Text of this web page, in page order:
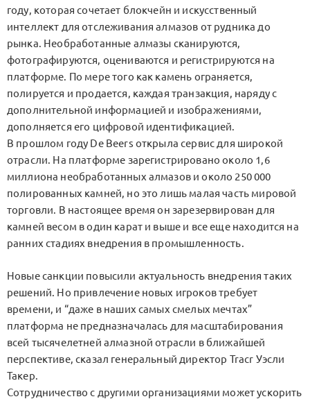
году, которая сочетает блокчейн и искусственный
интеллект для отслеживания алмазов от рудника до
рынка. Необработанные алмазы сканируются,
фотографируются, оцениваются и регистрируются на
платформе. По мере того как камень ограняется,
полируется и продается, каждая транзакция, наряду с
дополнительной информацией и изображениями,
дополняется его цифровой идентификацией.
В прошлом году De Beers открыла сервис для широкой
отрасли. На платформе зарегистрировано около 1,6
миллиона необработанных алмазов и около 250 000
полированных камней, но это лишь малая часть мировой
торговли. В настоящее время он зарезервирован для
камней весом в один карат и выше и все еще находится на
ранних стадиях внедрения в промышленность.
Новые санкции повысили актуальность внедрения таких
решений. Но привлечение новых игроков требует
времени, и “даже в наших самых смелых мечтах”
платформа не предназначалась для масштабирования
всей тысячелетней алмазной отрасли в ближайшей
перспективе, сказал генеральный директор Tracr Уэсли
Такер.
Сотрудничество с другими организациями может ускорить